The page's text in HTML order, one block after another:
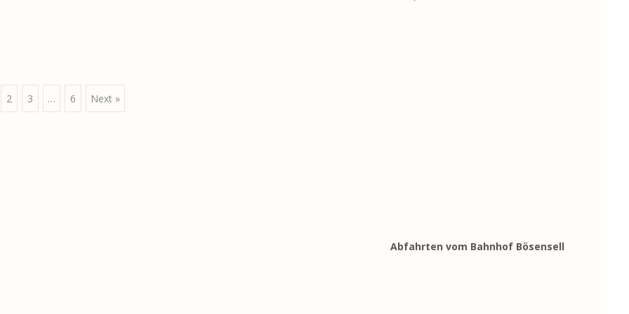
2 3 … 6 Next »
Abfahrten vom Bahnhof Bösensell